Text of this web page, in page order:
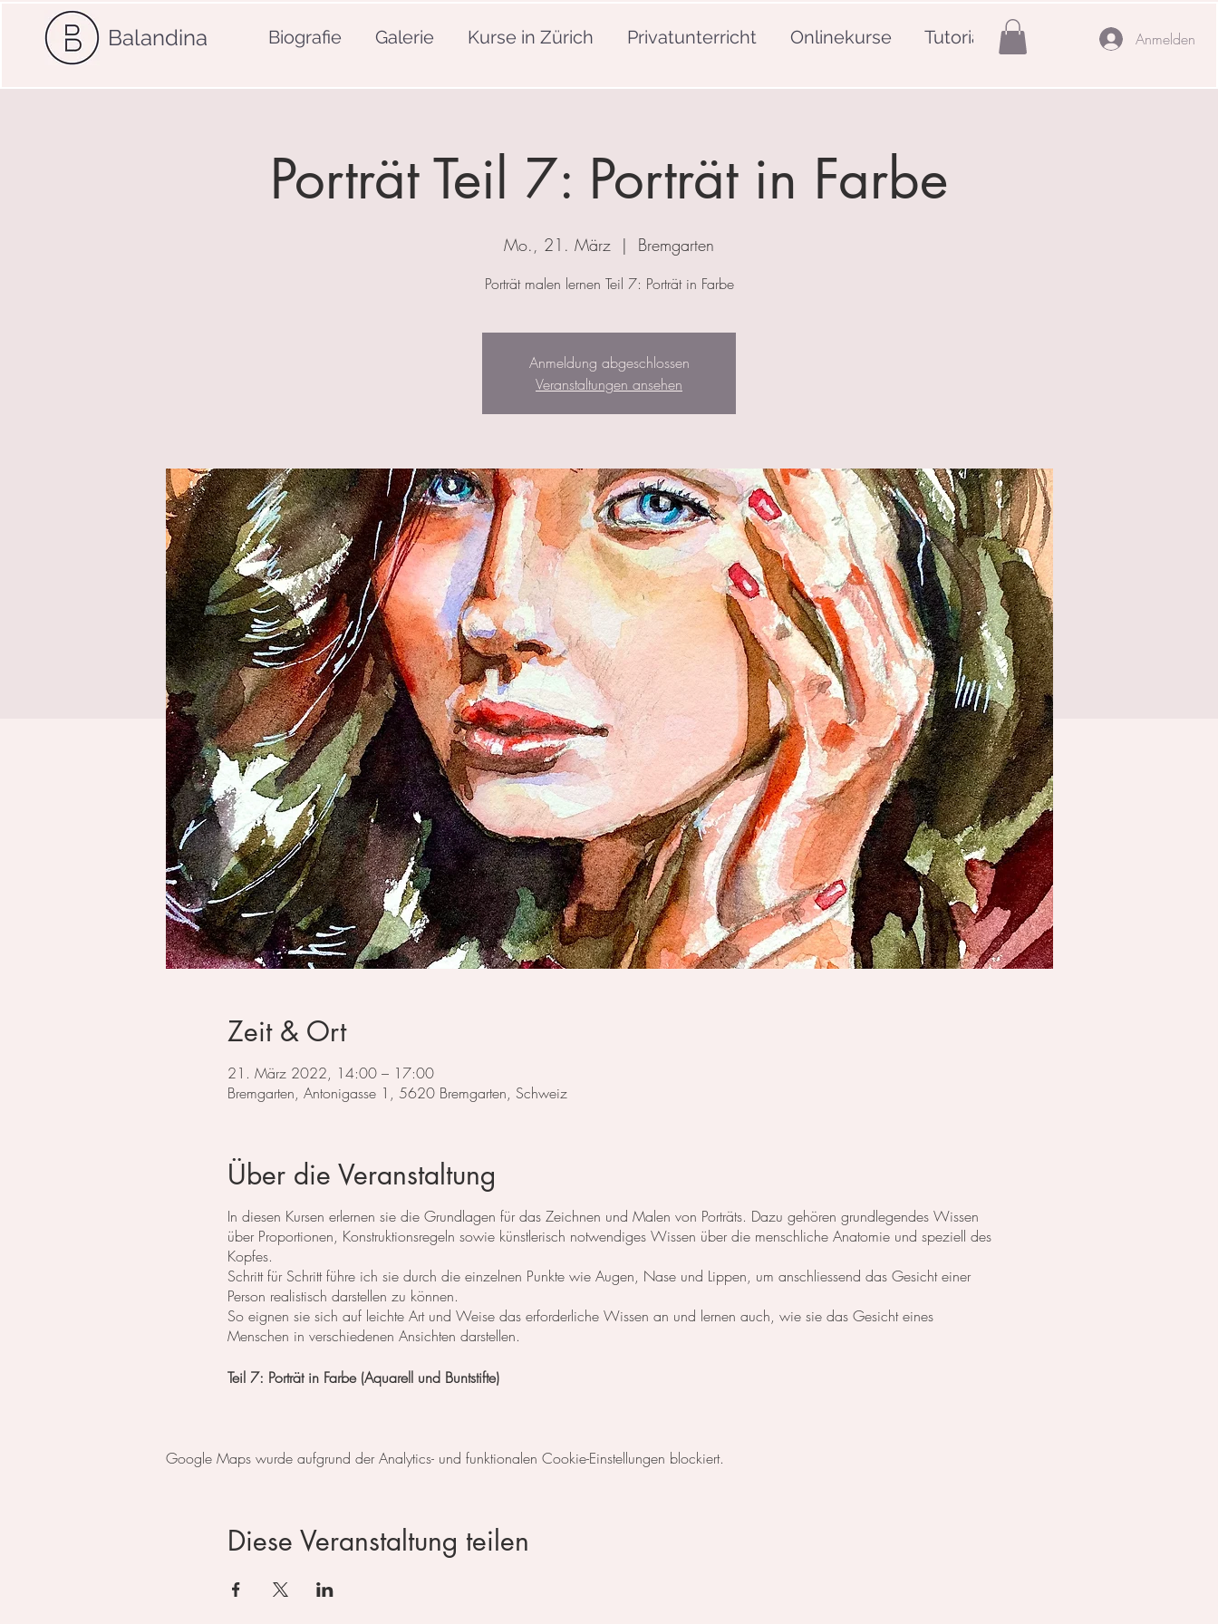
Balandina Biografie Galerie Kurse in Zürich Privatunterricht Onlinekurse Tutorials Anmelden
Porträt Teil 7: Porträt in Farbe
Mo., 21. März
  |
Bremgarten
Porträt malen lernen Teil 7: Porträt in Farbe
Anmeldung abgeschlossen
Veranstaltungen ansehen
Zeit & Ort
21. März 2022, 14:00 – 17:00
Bremgarten, Antonigasse 1, 5620 Bremgarten, Schweiz
Über die Veranstaltung
In diesen Kursen erlernen sie die Grundlagen für das Zeichnen und Malen von Porträts. Dazu gehören grundlegendes Wissen
über Proportionen, Konstruktionsregeln sowie künstlerisch notwendiges Wissen über die menschliche Anatomie und speziell des
Kopfes.
Schritt für Schritt führe ich sie durch die einzelnen Punkte wie Augen, Nase und Lippen, um anschliessend das Gesicht einer
Person realistisch darstellen zu können.
So eignen sie sich auf leichte Art und Weise das erforderliche Wissen an und lernen auch, wie sie das Gesicht eines
Menschen in verschiedenen Ansichten darstellen.
Teil 7: Porträt in Farbe (Aquarell und Buntstifte)
Tag 2: Nase
Tag 5: Kopf im Profil
Tag 6: Kopf geneigt
Google Maps wurde aufgrund der Analytics- und funktionalen Cookie-Einstellungen blockiert.
Diese Veranstaltung teilen